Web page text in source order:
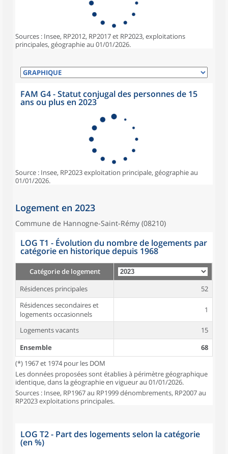
Sources : Insee, RP2012, RP2017 et RP2023, exploitations
principales, géographie au 01/01/2026.
FAM G4 - Statut conjugal des personnes de 15
ans ou plus en 2023
Source : Insee, RP2023 exploitation principale, géographie au
01/01/2026.
Logement en 2023
Commune de Hannogne-Saint-Rémy (08210)
LOG T1 - Évolution du nombre de logements par
catégorie en historique depuis 1968
Catégorie de logement
Résidences principales
52
Résidences secondaires et
logements occasionnels
1
Logements vacants
15
Ensemble
68
(*) 1967 et 1974 pour les DOM
Les données proposées sont établies à périmètre géographique
identique, dans la géographie en vigueur au 01/01/2026.
Sources : Insee, RP1967 au RP1999 dénombrements, RP2007 au
RP2023 exploitations principales.
LOG T2 - Part des logements selon la catégorie
(en %)